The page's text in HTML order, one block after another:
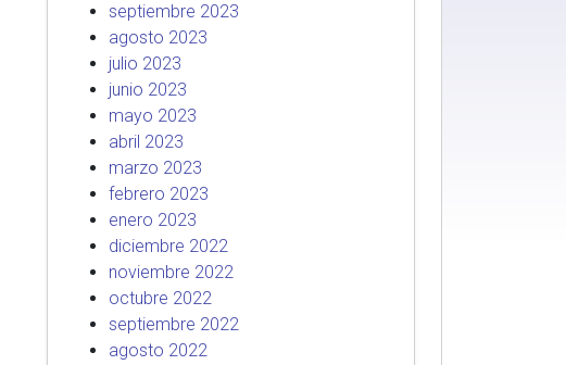
septiembre 2023
agosto 2023
julio 2023
junio 2023
mayo 2023
abril 2023
marzo 2023
febrero 2023
enero 2023
diciembre 2022
noviembre 2022
octubre 2022
septiembre 2022
agosto 2022